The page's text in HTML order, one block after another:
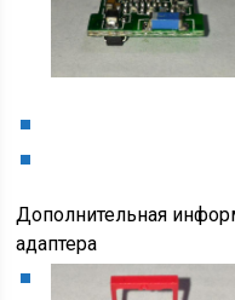
Дополнительная
адаптера